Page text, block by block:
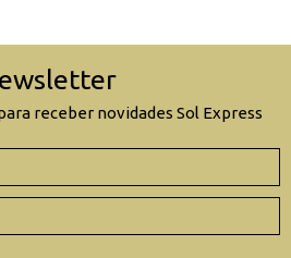
receber novidades Sol Express